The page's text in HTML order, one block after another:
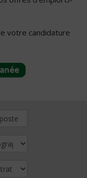
votre candidature